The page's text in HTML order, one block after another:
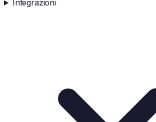
Integrazioni